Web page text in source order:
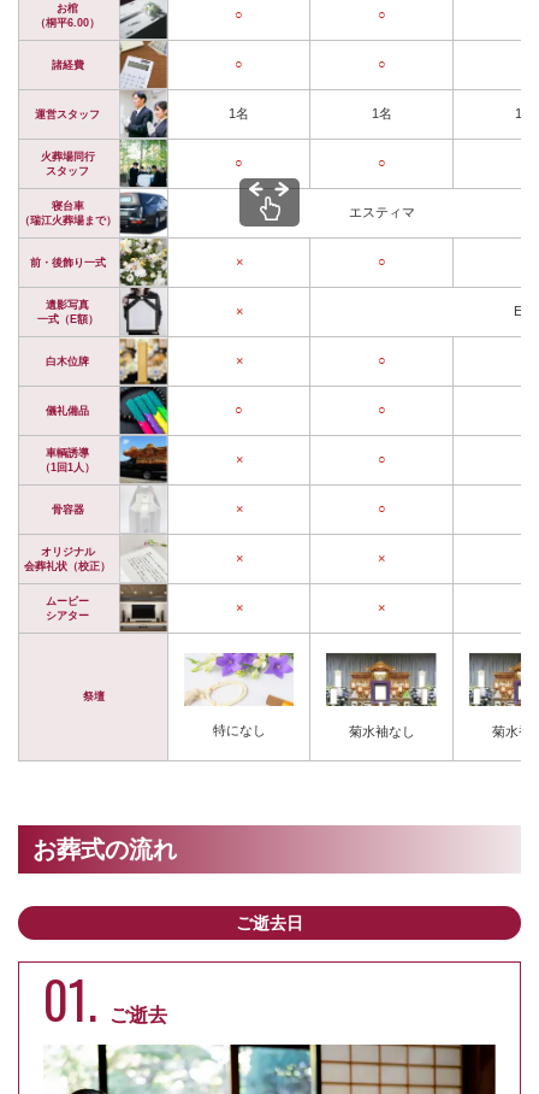
お棺
（桐平6.00）
○ ○
諸経費 ○ ○
運営スタッフ 1名 1名 1名
火葬場同行
スタッフ
○ ○
寝台車
（瑞江火葬場まで）
エスティマ
前・後飾り一式 × ○
遺影写真
一式（E額）
× E額
白木位牌 × ○
儀礼備品 ○ ○
車輌誘導
（1回1人）
× ○
骨容器 × ○
オリジナル
会葬礼状（校正）
× ×
ムービー
シアター
× ×
祭壇
特になし 菊水袖なし 菊水袖
お葬式の流れ
ご逝去日
01. ご逝去